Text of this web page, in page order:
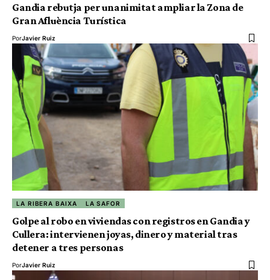
Gandia rebutja per unanimitat ampliar la Zona de
Gran Afluència Turística
PorJavier Ruiz
LA RIBERA BAIXA LA SAFOR
Golpe al robo en viviendas con registros en Gandia y
Cullera: intervienen joyas, dinero y material tras
detener a tres personas
PorJavier Ruiz